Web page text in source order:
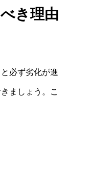
き理由
必ず劣化が進
ましょう。こ